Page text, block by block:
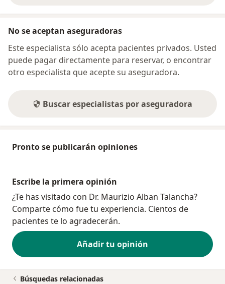
No se aceptan aseguradoras
Este especialista sólo acepta pacientes privados. Usted
puede pagar directamente para reservar, o encontrar
otro especialista que acepte su aseguradora.
Buscar especialistas por aseguradora
Pronto se publicarán opiniones
Escribe la primera opinión
¿Te has visitado con Dr. Maurizio Alban Talancha?
Comparte cómo fue tu experiencia. Cientos de
pacientes te lo agradecerán.
Añadir tu opinión
Búsquedas relacionadas